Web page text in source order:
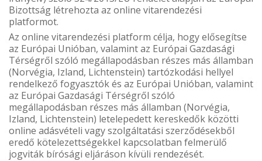
Bizottság létrehozta az online vitarendezési
platformot.
Az online vitarendezési platform célja, hogy elősegítse
az Európai Unióban, valamint az Európai Gazdasági
Térségről szóló megállapodásban részes más államban
(Norvégia, Izland, Lichtenstein) tartózkodási hellyel
rendelkező fogyasztók és az Európai Unióban, valamint
az Európai Gazdasági Térségről szóló
megállapodásban részes más államban (Norvégia,
Izland, Lichtenstein) letelepedett kereskedők közötti
online adásvételi vagy szolgáltatási szerződésekből
eredő kötelezettségekkel kapcsolatban felmerülő
jogviták bírósági eljáráson kívüli rendezését.